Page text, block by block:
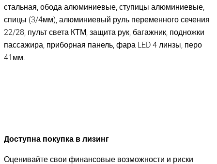
стальная, обода алюминиевые, ступицы алюминиевые,
спицы (3/4мм), алюминиевый руль переменного сечения
22/28, пульт света КТМ, защита рук, багажник, подножки
пассажира, приборная панель, фара LED 4 линзы, перо
41мм.
Доступна покупка в лизинг
Оценивайте свои финансовые возможности и риски